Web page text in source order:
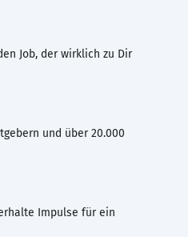
Job, der wirklich zu Dir
und über 20.000
Impulse für ein